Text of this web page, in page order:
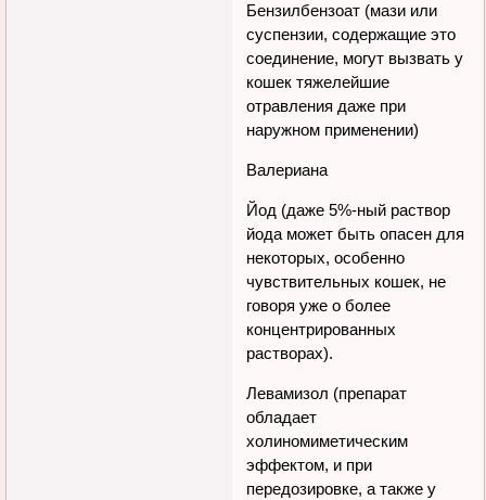
Бензилбензоат (мази или
суспензии, содержащие это
соединение, могут вызвать у
кошек тяжелейшие
отравления даже при
наружном применении)
Валериана
Йод (даже 5%-ный раствор
йода может быть опасен для
некоторых, особенно
чувствительных кошек, не
говоря уже о более
концентрированных
растворах).
Левамизол (препарат
обладает
холиномиметическим
эффектом, и при
передозировке, а также у